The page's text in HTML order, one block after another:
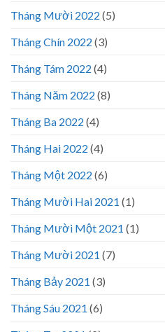
Tháng Mười 2022 (5)
Tháng Chín 2022 (3)
Tháng Tám 2022 (4)
Tháng Năm 2022 (8)
Tháng Ba 2022 (4)
Tháng Hai 2022 (4)
Tháng Một 2022 (6)
Tháng Mười Hai 2021 (1)
Tháng Mười Một 2021 (1)
Tháng Mười 2021 (7)
Tháng Bảy 2021 (3)
Tháng Sáu 2021 (6)